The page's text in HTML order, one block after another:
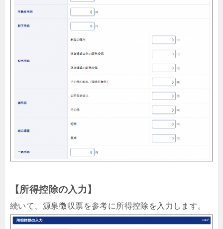
【所得控除の入力】
続いて、源泉徴収票を参考に所得控除を入力します。